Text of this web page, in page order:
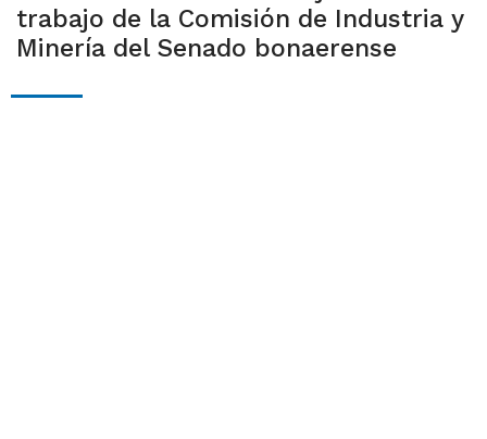
trabajo de la Comisión de Industria y
Minería del Senado bonaerense